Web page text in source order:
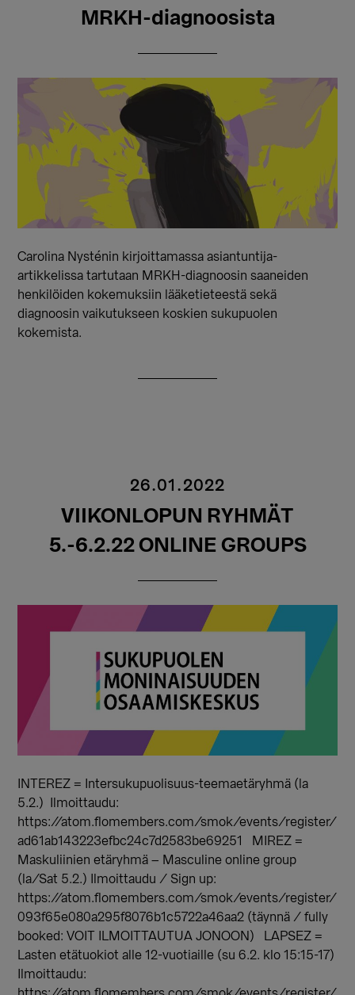
MRKH-diagnoosista
Carolina Nysténin kirjoittamassa asiantuntija-
artikkelissa tartutaan MRKH-diagnoosin saaneiden
henkilöiden kokemuksiin lääketieteestä sekä
diagnoosin vaikutukseen koskien sukupuolen
kokemista.
26.01.2022
VIIKONLOPUN RYHMÄT
5.-6.2.22 ONLINE GROUPS
INTEREZ = Intersukupuolisuus-teemaetäryhmä (la
5.2.) Ilmoittaudu:
https://atom.flomembers.com/smok/events/register/
ad61ab143223efbc24c7d2583be69251 MIREZ =
Maskuliinien etäryhmä – Masculine online group
(la/Sat 5.2.) Ilmoittaudu / Sign up:
https://atom.flomembers.com/smok/events/register/
093f65e080a295f8076b1c5722a46aa2 (täynnä / fully
booked: VOIT ILMOITTAUTUA JONOON) LAPSEZ =
Lasten etätuokiot alle 12-vuotiaille (su 6.2. klo 15:15-17)
Ilmoittaudu: